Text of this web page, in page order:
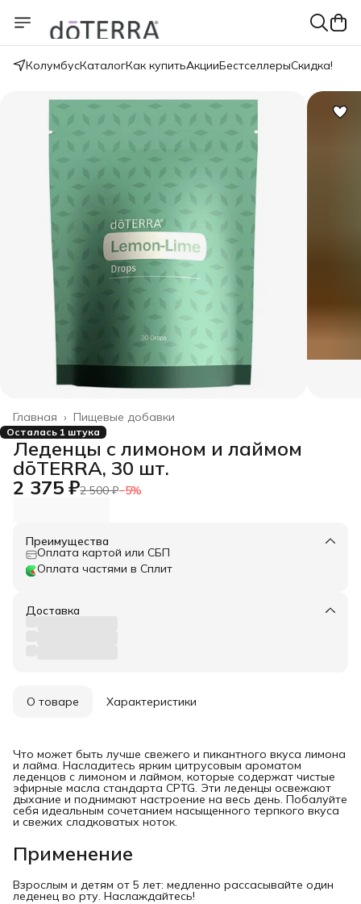
КолумбусКаталогКак купитьАкцииБестселлерыСкидка!
Пищевые добавки
Главная ›
Осталась 1 штука
Леденцы с лимоном и лаймом
dōTERRA, 30 шт.
2 375 ₽2 500 ₽−5%
Преимущества
Оплата картой или СБП
Оплата частями в Сплит
Доставка
О товаре Характеристики
Что может быть лучше свежего и пикантного вкуса лимона
и лайма. Насладитесь ярким цитрусовым ароматом
леденцов с лимоном и лаймом, которые содержат чистые
эфирные масла стандарта CPTG. Эти леденцы освежают
дыхание и поднимают настроение на весь день. Побалуйте
себя идеальным сочетанием насыщенного терпкого вкуса
и свежих сладковатых ноток.
Применение
Взрослым и детям от 5 лет: медленно рассасывайте один
леденец во рту. Наслаждайтесь!